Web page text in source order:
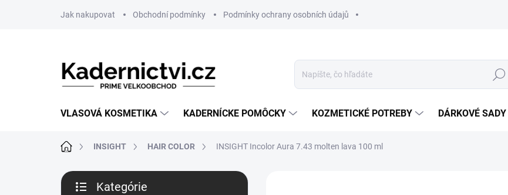
Jak nakupovat Obchodní podmínky Podmínky ochrany osobních údajů
Hľadať
VLASOVÁ KOSMETIKA KADERNÍCKE POMÔCKY KOZMETICKÉ POTREBY DÁRKOVÉ SADY
DomovINSIGHT HAIR COLOR INSIGHT Incolor Aura 7.43 molten lava 100 ml
B
Kategórie